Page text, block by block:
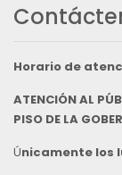
Horario de
ATENCIÓN AL
PISO DE LA
Únicamente los